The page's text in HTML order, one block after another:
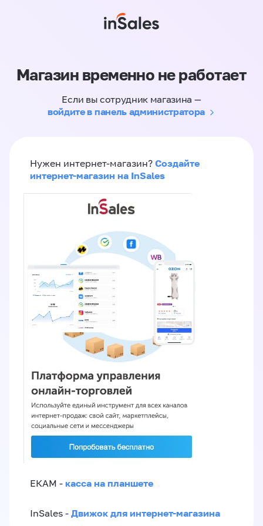
Магазин временно не работает
Если вы сотрудник магазина —
войдите в панель администратора
Нужен интернет-магазин? Создайте
интернет-магазин на InSales
ЕКАМ - касса на планшете
InSales - Движок для интернет-магазина